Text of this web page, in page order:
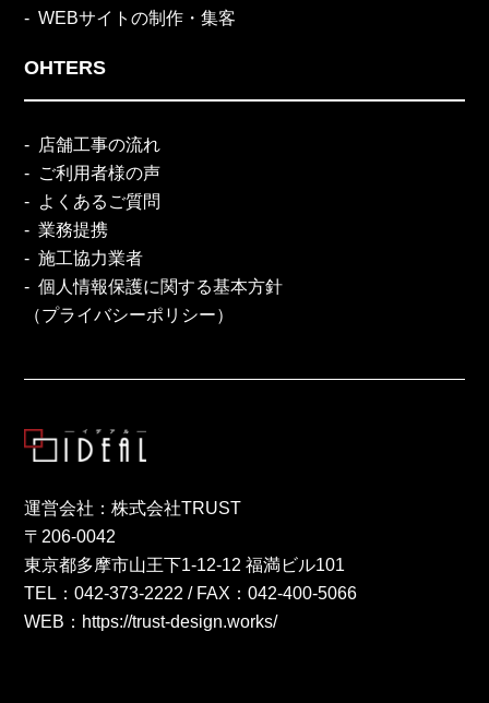
WEBサイトの制作・集客
OHTERS
店舗工事の流れ
ご利用者様の声
よくあるご質問
業務提携
施工協力業者
個人情報保護に関する基本方針
（プライバシーポリシー）
運営会社：株式会社TRUST
〒206-0042
東京都多摩市山王下1-12-12 福満ビル101
TEL：042-373-2222 / FAX：042-400-5066
WEB： https://trust-design.works/